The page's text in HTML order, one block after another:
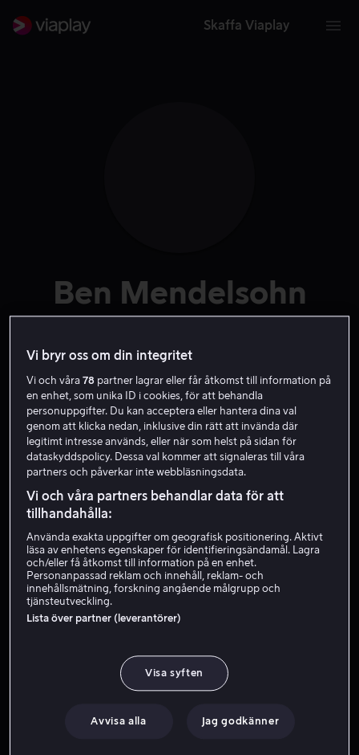
Skaffa Viaplay
Ben Mendelsohn
Bara hos oss Från 59 kr
Från 49 kr
Vi bryr oss om din integritet
Vi och våra78 partner lagrar eller får åtkomst till information på
en enhet, som unika ID i cookies, för att behandla
personuppgifter. Du kan acceptera eller hantera dina val
genom att klicka nedan, inklusive din rätt att invända där
legitimt intresse används, eller när som helst på sidan för
dataskyddspolicy. Dessa val kommer att signaleras till våra
partners och påverkar inte webbläsningsdata.
Vi och våra partners behandlar data för att
tillhandahålla:
Använda exakta uppgifter om geografisk positionering. Aktivt
läsa av enhetens egenskaper för identifieringsändamål. Lagra
och/eller få åtkomst till information på en enhet.
Personanpassad reklam och innehåll, reklam- och
innehållsmätning, forskning angående målgrupp och
tjänsteutveckling.
Lista över partner (leverantörer)
Visa syften
Avvisa alla Jag godkänner